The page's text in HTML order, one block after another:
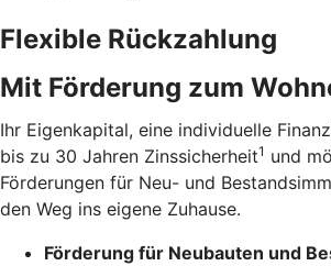
Flexible Rückzahlung
Mit Förderung zum
Ihr Eigenkapital, eine individuelle
bis zu 30 Jahren Zinssicherheit1 und
Förderungen für Neu- und
den Weg ins eigene Zuhause.
Förderung für Neubauten und